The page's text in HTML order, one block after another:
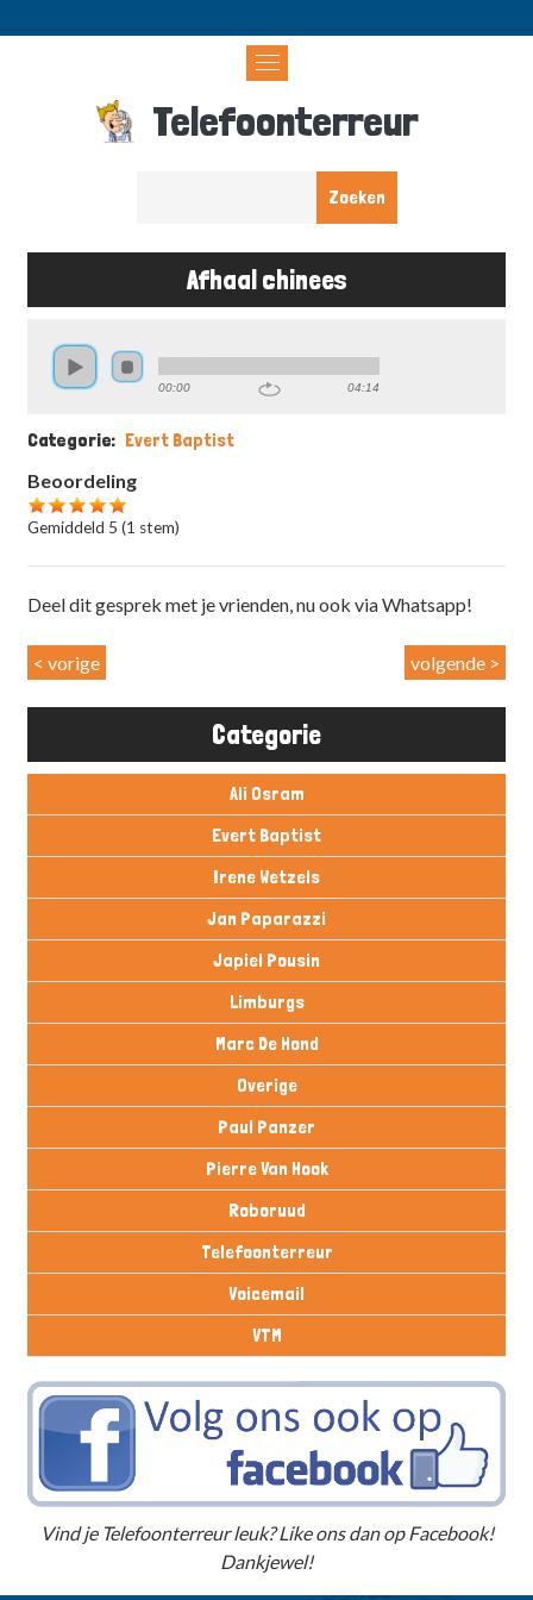
en
Telefoonterreur
Categorie
Ali Osram
Evert Baptist
Irene Wetzels
Jan Paparazzi
Japiel Pousin
Limburgs
Marc De Hond
Overige
Paul Panzer
Pierre Van Hook
Roboruud
Telefoonterreur
Voicemail
VTM
Vind je Telefoonterreur leuk? Like ons dan op Facebook!
Dankjewel!
Afhaal chinees
00:00 04:14
Categorie
Evert Baptist
Beoordeling
Gemiddeld 5 (1 stem)
Deel dit gesprek met je vrienden, nu ook via Whatsapp!
< vorige volgende >